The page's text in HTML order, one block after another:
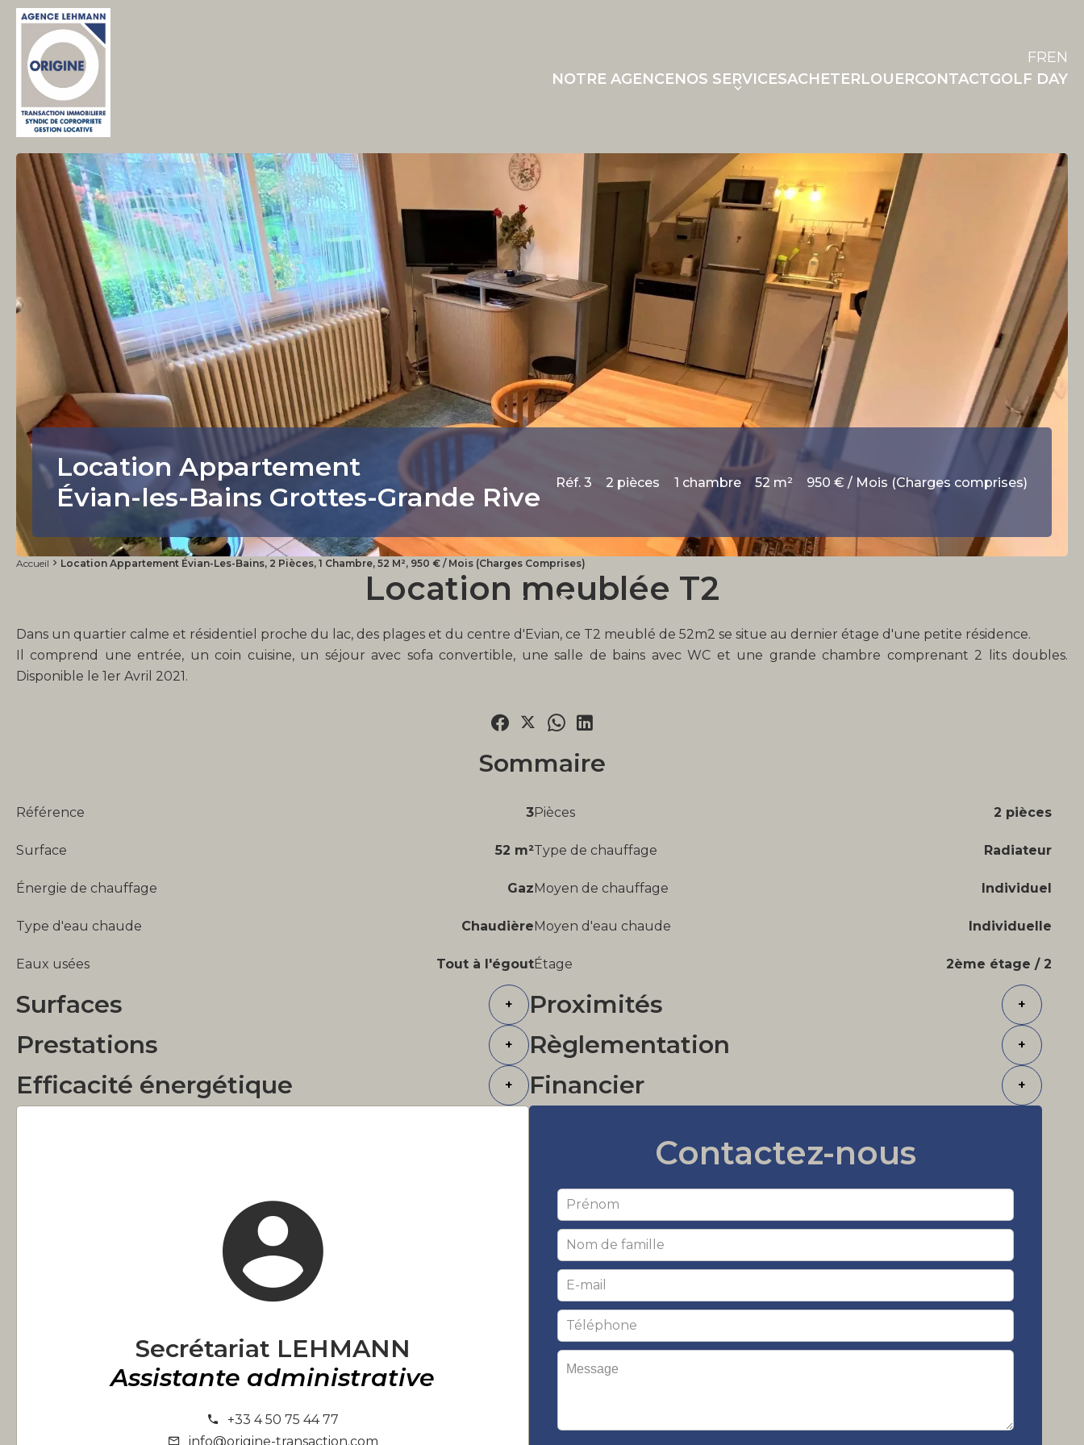
FREN
NOTRE AGENCENOS SERVICESACHETERLOUERCONTACTGOLF DAY
Location Appartement
Évian-les-Bains Grottes-Grande Rive
Réf. 3 2 pièces 1 chambre 52 m² 950 € / Mois (Charges comprises)
Accueil Location Appartement Évian-Les-Bains, 2 Pièces, 1 Chambre, 52 M², 950 € / Mois (Charges Comprises)
Location meublée T2
Dans un quartier calme et résidentiel proche du lac, des plages et du centre d'Evian, ce T2 meublé de 52m2 se situe au dernier étage d'une petite résidence.
Il comprend une entrée, un coin cuisine, un séjour avec sofa convertible, une salle de bains avec WC et une grande chambre comprenant 2 lits doubles.
Disponible le 1er Avril 2021.
Sommaire
Référence 3Pièces 2 pièces
Surface 52 m²Type de chauffage Radiateur
Énergie de chauffage GazMoyen de chauffage Individuel
Type d'eau chaude ChaudièreMoyen d'eau chaude Individuelle
Eaux usées Tout à l'égoutÉtage 2ème étage / 2
Surfaces + Proximités +
Prestations + Règlementation +
Efficacité énergétique + Financier +
Secrétariat LEHMANN
Assistante administrative
+33 4 50 75 44 77
info@origine-transaction.com
Contactez-nous